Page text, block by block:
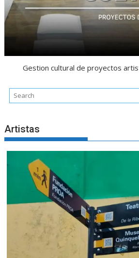
Gestion cultural de proyectos
Artistas